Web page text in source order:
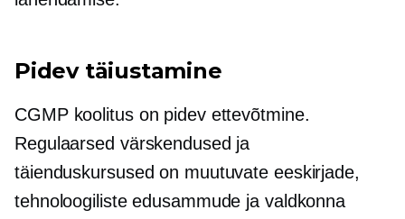
Pidev täiustamine
CGMP koolitus on pidev ettevõtmine.
Regulaarsed värskendused ja
täienduskursused on muutuvate eeskirjade,
tehnoloogiliste edusammude ja valdkonna